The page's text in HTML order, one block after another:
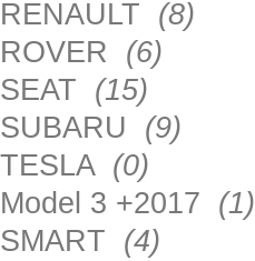
RENAULT (8)
ROVER (6)
SEAT (15)
SUBARU (9)
TESLA (0)
Model 3 +2017 (1)
SMART (4)